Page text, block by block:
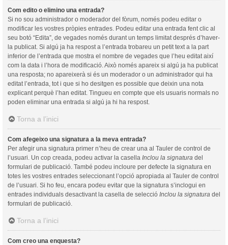
Com edito o elimino una entrada?
Si no sou administrador o moderador del fòrum, només podeu editar o
modificar les vostres pròpies entrades. Podeu editar una entrada fent clic al
seu botó “Edita”, de vegades només durant un temps limitat després d’haver-
la publicat. Si algú ja ha respost a l’entrada trobareu un petit text a la part
inferior de l’entrada que mostra el nombre de vegades que l’heu editat així
com la data i l’hora de modificació. Això només apareix si algú ja ha publicat
una resposta; no apareixerà si és un moderador o un administrador qui ha
editat l’entrada, tot i que si ho desitgen es possible que deixin una nota
explicant perquè l’han editat. Tingueu en compte que els usuaris normals no
poden eliminar una entrada si algú ja hi ha respost.
Torna a l’inici
Com afegeixo una signatura a la meva entrada?
Per afegir una signatura primer n’heu de crear una al Tauler de control de
l’usuari. Un cop creada, podeu activar la casella Inclou la signatura del
formulari de publicació. També podeu incloure per defecte la signatura en
totes les vostres entrades seleccionant l’opció apropiada al Tauler de control
de l’usuari. Si ho feu, encara podeu evitar que la signatura s’inclogui en
entrades individuals desactivant la casella de selecció Inclou la signatura del
formulari de publicació.
Torna a l’inici
Com creo una enquesta?